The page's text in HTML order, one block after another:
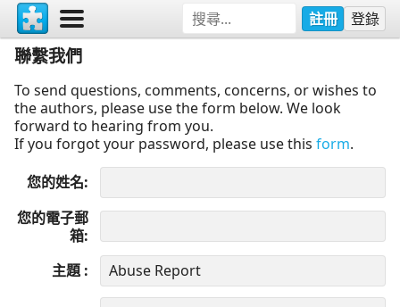
註冊 登錄
聯繫我們
To send questions, comments, concerns, or wishes to
the authors, please use the form below. We look
forward to hearing from you.
If you forgot your password, please use this form.
您的姓名
您的電子郵
箱
主題